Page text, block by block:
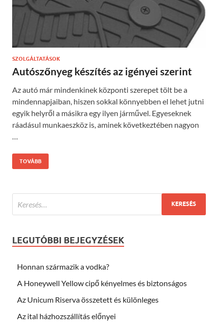
SZOLGÁLTATÁSOK
Autószőnyeg készítés az igényei szerint
Az autó már mindenkinek központi szerepet tölt be a
mindennapjaiban, hiszen sokkal könnyebben el lehet jutni
egyik helyről a másikra egy ilyen járművel. Egyeseknek
ráadásul munkaeszköz is, aminek következtében nagyon
…
TOVÁBB
LEGUTÓBBI BEJEGYZÉSEK
Honnan származik a vodka?
A Honeywell Yellow cipő kényelmes és biztonságos
Az Unicum Riserva összetett és különleges
Az ital házhozszállítás előnyei